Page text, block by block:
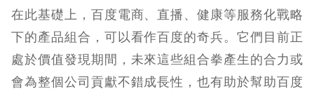
在此基礎上，百度電商、直播、健康等服務化戰略
下的產品組合，可以看作百度的奇兵。它們目前正
處於價值發現期間，未來這些組合拳產生的合力或
會為整個公司貢獻不錯成長性，也有助於幫助百度